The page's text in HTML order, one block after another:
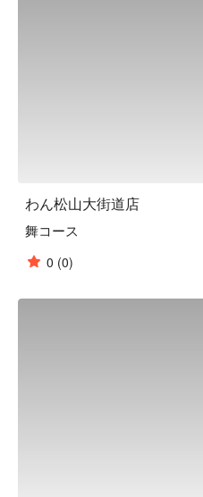
ダです。野菜を先に食べるこ
かにし、急激な血糖値の上昇
きます。おかわり自由で、
陶器のビール ：くいもの屋
わん松山大街道店
舞コース
0 (0)